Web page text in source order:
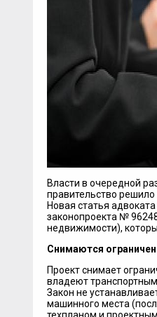
Власти в очередной
правительство решило
Новая статья
законопроекта №
недвижимости),
Снимаются
Проект снимает
владеют
Закон не
машинного места